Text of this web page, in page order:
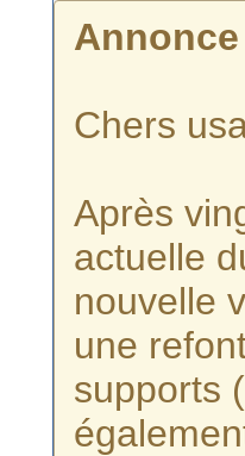
Annonce
Chers
Après
actuelle
nouvelle
une
supports